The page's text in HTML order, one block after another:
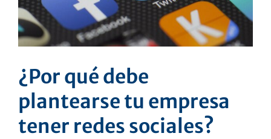
¿Por qué debe
plantearse tu empresa
tener redes sociales?